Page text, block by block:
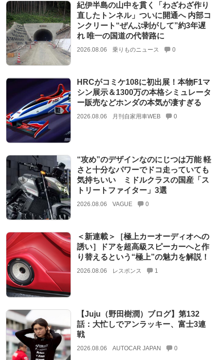
紀伊半島の山中を貫く「わざわざ作り
直したトンネル」ついに開通へ 内部コ
ンクリート“ぜんぶ剥がして”約3年遅
れ 唯一の国道の代替路に
2026.08.06 乗りものニュース 0
HRCがコミケ108に初出展！本物F1マ
シン展示＆1300万の本格シミュレータ
ー販売などホンダの本気が凄すぎる
2026.08.06 月刊自家用車WEB 0
“攻め”のデザインなのにじつは万能 軽
さと十分なパワーでドコ走っていても
気持ちいい ミドルクラスの国産「ス
トリートファイター」3選
2026.08.06 VAGUE 0
＜新連載＞［極上カーオーディオへの
誘い］ドアを超高級スピーカーへと作
り替えるという“極上”の魅力を解説！
2026.08.06 レスポンス 1
【Juju（野田樹潤）ブログ】第132
話：大忙しでアンラッキー、富士3連
戦
2026.08.06 AUTOCAR JAPAN 0